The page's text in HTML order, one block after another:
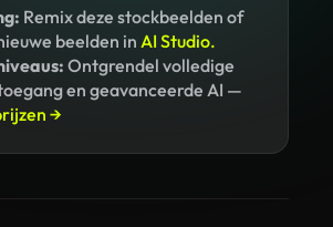
Remix deze stockbeelden of
beelden in AI Studio.
Ontgrendel volledige
en geavanceerde AI —
→